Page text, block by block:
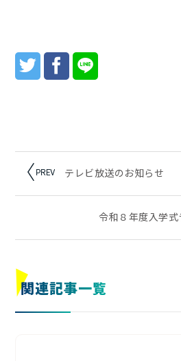
テレビ放送のお知らせ
令和８年度入学式
関連記事一覧